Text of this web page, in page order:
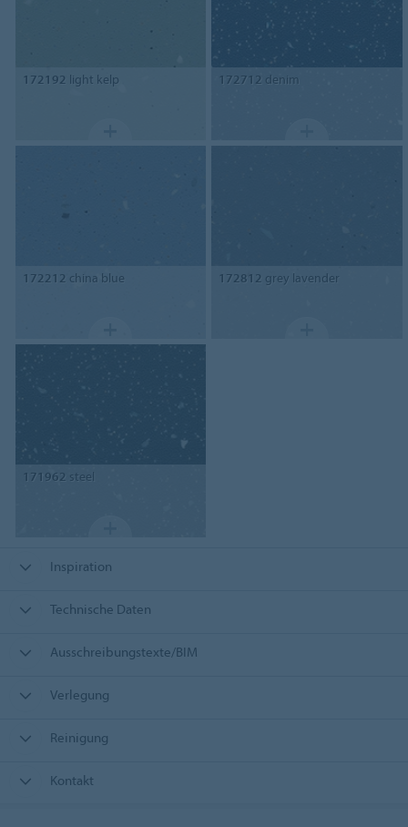
172192 light kelp 172712 denim
172212 china blue 172812 grey lavender
171962 steel
Inspiration
Technische Daten
Ausschreibungstexte/BIM
Verlegung
Reinigung
Kontakt